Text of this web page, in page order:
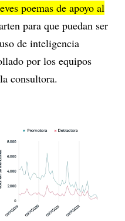
poemas de apoyo al
para que puedan ser
de inteligencia
por los equipos
consultora.